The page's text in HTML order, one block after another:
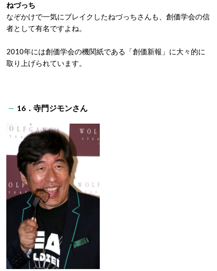
ねづっち
なぞかけで一気にブレイクしたねづっちさんも、創価学会の信
者として有名ですよね。
2010年には創価学会の機関紙である「創価新報」に大々的に
取り上げられています。
16．寺門ジモンさん